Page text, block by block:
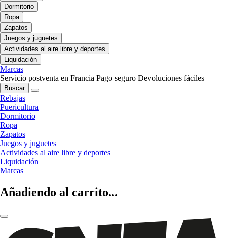
Dormitorio
Ropa
Zapatos
Juegos y juguetes
Actividades al aire libre y deportes
Liquidación
Marcas
Servicio postventa en Francia Pago seguro Devoluciones fáciles
Buscar
Rebajas
Puericultura
Dormitorio
Ropa
Zapatos
Juegos y juguetes
Actividades al aire libre y deportes
Liquidación
Marcas
Añadiendo al carrito...